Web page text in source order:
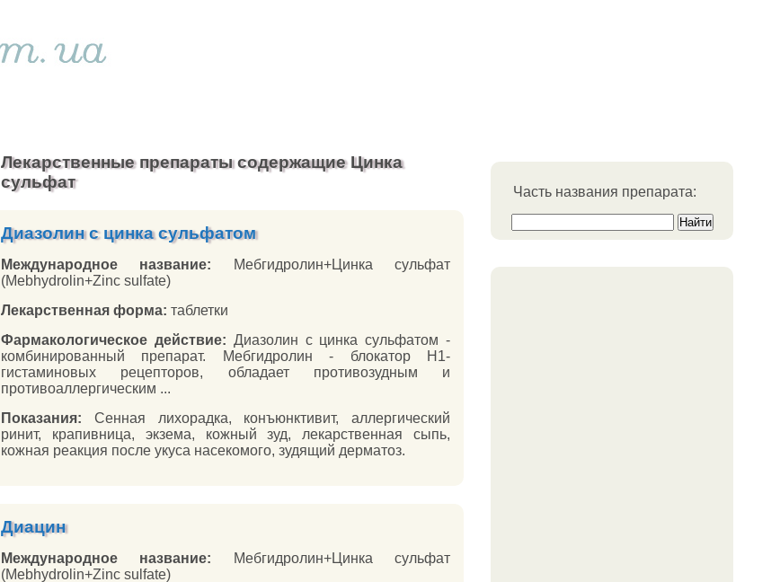
Часть названия препарата:
Лекарственные препараты содержащие Цинка
сульфат
Диазолин с цинка сульфатом
Международное название: Мебгидролин+Цинка сульфат
(Mebhydrolin+Zinc sulfate)
Лекарственная форма: таблетки
Фармакологическое действие: Диазолин с цинка сульфатом -
комбинированный препарат. Мебгидролин - блокатор H1-
гистаминовых рецепторов, обладает противозудным и
противоаллергическим ...
Показания: Сенная лихорадка, конъюнктивит, аллергический
ринит, крапивница, экзема, кожный зуд, лекарственная сыпь,
кожная реакция после укуса насекомого, зудящий дерматоз.
Диацин
Международное название: Мебгидролин+Цинка сульфат
(Mebhydrolin+Zinc sulfate)